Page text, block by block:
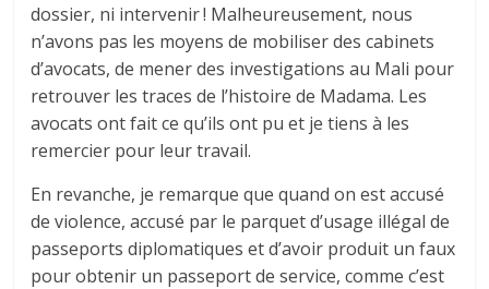
dossier, ni intervenir ! Malheureusement, nous
n’avons pas les moyens de mobiliser des cabinets
d’avocats, de mener des investigations au Mali pour
retrouver les traces de l’histoire de Madama. Les
avocats ont fait ce qu’ils ont pu et je tiens à les
remercier pour leur travail.
En revanche, je remarque que quand on est accusé
de violence, accusé par le parquet d’usage illégal de
passeports diplomatiques et d’avoir produit un faux
pour obtenir un passeport de service, comme c’est